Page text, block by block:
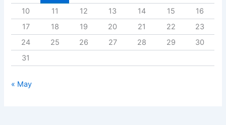
10
11 12 13 14 15
16
17
18 19 20 21 22
23
24
25 26 27 28 29
30
31
« May